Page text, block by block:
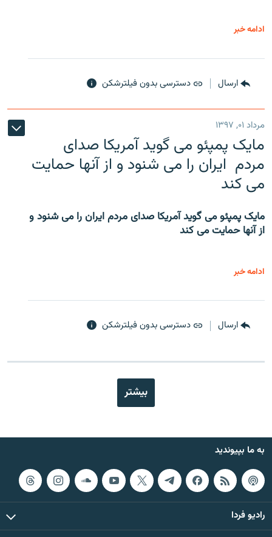
ادامه خبر
ارسال دسترسی بدون فیلترشکن
مرداد ۰۱, ۱۳۹۷
مایک پمپئو می گوید آمریکا صدای
مردم ایران را می شنود و از آنها حمایت
می کند
مایک پمپئو می گوید آمریکا صدای مردم ایران را می شنود و
از آنها حمایت می کند
ادامه خبر
ارسال دسترسی بدون فیلترشکن
بیشتر
به ما بپیوندید
رادیو فردا